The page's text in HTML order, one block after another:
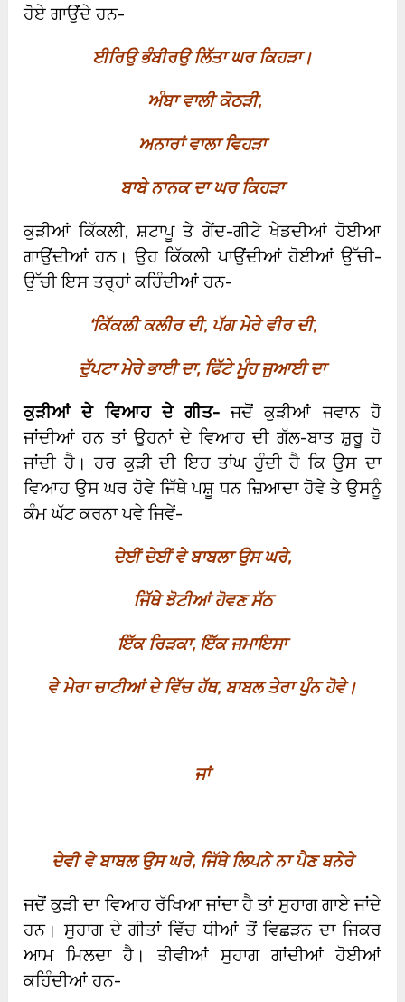
ਹੋਏ ਗਾਉਂਦੇ ਹਨ-
ਈਰਿਉ ਭੰਬੀਰਉ ਲਿੱਤਾ ਘਰ ਕਿਹੜਾ।
ਅੰਬਾ ਵਾਲੀ ਕੋਠੜੀ,
ਅਨਾਰਾਂ ਵਾਲਾ ਵਿਹੜਾ
ਬਾਬੇ ਨਾਨਕ ਦਾ ਘਰ ਕਿਹੜਾ
ਕੁੜੀਆਂ ਕਿੱਕਲੀ, ਸ਼ਟਾਪੂ ਤੇ ਗੇਂਦ-ਗੀਟੇ ਖੇਡਦੀਆਂ ਹੋਈਆ
ਗਾਉਂਦੀਆਂ ਹਨ। ਉਹ ਕਿੱਕਲੀ ਪਾਉਂਦੀਆਂ ਹੋਈਆਂ ਉੱਚੀ-
ਉੱਚੀ ਇਸ ਤਰ੍ਹਾਂ ਕਹਿੰਦੀਆਂ ਹਨ-
‘ਕਿੱਕਲੀ ਕਲੀਰ ਦੀ, ਪੱਗ ਮੇਰੇ ਵੀਰ ਦੀ,
ਦੁੱਪਟਾ ਮੇਰੇ ਭਾਈ ਦਾ, ਫਿੱਟੇ ਮੂੰਹ ਜੁਆਈ ਦਾ
ਕੁੜੀਆਂ ਦੇ ਵਿਆਹ ਦੇ ਗੀਤ- ਜਦੋਂ ਕੁੜੀਆਂ ਜਵਾਨ ਹੋ
ਜਾਂਦੀਆਂ ਹਨ ਤਾਂ ਉਹਨਾਂ ਦੇ ਵਿਆਹ ਦੀ ਗੱਲ-ਬਾਤ ਸ਼ੁਰੂ ਹੋ
ਜਾਂਦੀ ਹੈ। ਹਰ ਕੁੜੀ ਦੀ ਇਹ ਤਾਂਘ ਹੁੰਦੀ ਹੈ ਕਿ ਉਸ ਦਾ
ਵਿਆਹ ਉਸ ਘਰ ਹੋਵੇ ਜਿੱਥੇ ਪਸ਼ੂ ਧਨ ਜ਼ਿਆਦਾ ਹੋਵੇ ਤੇ ਉਸਨੂੰ
ਕੰਮ ਘੱਟ ਕਰਨਾ ਪਵੇ ਜਿਵੇਂ-
ਦੇਈਂ ਦੇਈਂ ਵੇ ਬਾਬਲਾ ਉਸ ਘਰੇ,
ਜਿੱਥੇ ਝੋਟੀਆਂ ਹੋਵਣ ਸੱਠ
ਇੱਕ ਰਿੜਕਾ, ਇੱਕ ਜਮਾਇਸਾ
ਵੇ ਮੇਰਾ ਚਾਟੀਆਂ ਦੇ ਵਿੱਚ ਹੱਥ, ਬਾਬਲ ਤੇਰਾ ਪੁੰਨ ਹੋਵੇ।
ਜਾਂ
ਦੇਵੀ ਵੇ ਬਾਬਲ ਉਸ ਘਰੇ, ਜਿੱਥੇ ਲਿਪਨੇ ਨਾ ਪੈਣ ਬਨੇਰੇ
ਜਦੋਂ ਕੁੜੀ ਦਾ ਵਿਆਹ ਰੱਖਿਆ ਜਾਂਦਾ ਹੈ ਤਾਂ ਸੁਹਾਗ ਗਾਏ ਜਾਂਦੇ
ਹਨ। ਸੁਹਾਗ ਦੇ ਗੀਤਾਂ ਵਿੱਚ ਧੀਆਂ ਤੋਂ ਵਿਛੜਨ ਦਾ ਜਿਕਰ
ਆਮ ਮਿਲਦਾ ਹੈ। ਤੀਵੀਆਂ ਸੁਹਾਗ ਗਾਂਦੀਆਂ ਹੋਈਆਂ
ਕਹਿੰਦੀਆਂ ਹਨ-